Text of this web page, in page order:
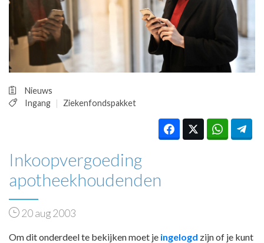
PRAKTIJKZAKEN
TARIEVEN
VPHUISARTSEN
MEDISCHE VAKHANDEL
REGISTRATIE
Nieuws
Ingang
Ziekenfondspakket
Inkoopvergoeding
apotheekhoudenden
20 aug 2003
Om dit onderdeel te bekijken moet je ingelogd zijn of je kunt